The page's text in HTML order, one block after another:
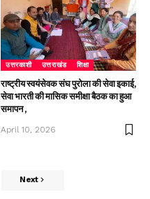
उत्तरकाशी उत्तराखंड शिक्षा
राष्ट्रीय स्वयंसेवक संघ पुरोला की सेवा इकाई,
सेवा भारती की मासिक समीक्षा बैठक का हुआ
समापन ,
April 10, 2026
Next